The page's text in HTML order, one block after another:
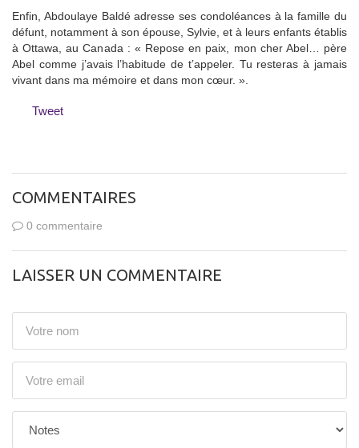
Enfin, Abdoulaye Baldé adresse ses condoléances à la famille du
défunt, notamment à son épouse, Sylvie, et à leurs enfants établis
à Ottawa, au Canada : « Repose en paix, mon cher Abel… père
Abel comme j’avais l’habitude de t’appeler. Tu resteras à jamais
vivant dans ma mémoire et dans mon cœur. ».
Tweet
COMMENTAIRES
0 commentaire
LAISSER UN COMMENTAIRE